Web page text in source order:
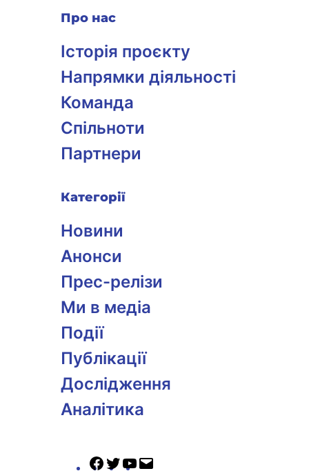
Про нас
Історія проєкту
Напрямки діяльності
Команда
Спільноти
Партнери
Категорії
Новини
Анонси
Прес-релізи
Ми в медіа
Події
Публікації
Дослідження
Аналітика